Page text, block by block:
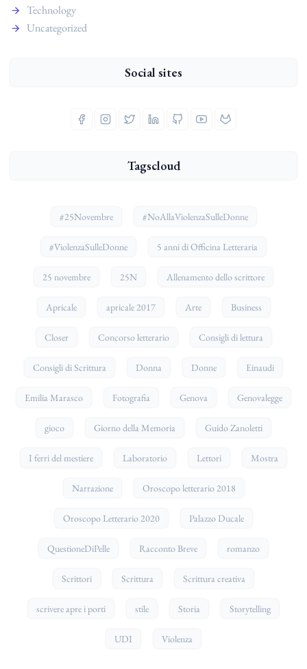
Technology
Uncategorized
Social sites
Tagscloud
#25Novembre #NoAllaViolenzaSulleDonne
#ViolenzaSulleDonne 5 anni di Officina Letteraria
25 novembre 25N Allenamento dello scrittore
Apricale apricale 2017 Arte Business
Closer Concorso letterario Consigli di lettura
Consigli di Scrittura Donna Donne Einaudi
Emilia Marasco Fotografia Genova Genovalegge
gioco Giorno della Memoria Guido Zanoletti
I ferri del mestiere Laboratorio Lettori Mostra
Narrazione Oroscopo letterario 2018
Oroscopo Letterario 2020 Palazzo Ducale
QuestioneDiPelle Racconto Breve romanzo
Scrittori Scrittura Scrittura creativa
scrivere apre i porti stile Storia Storytelling
UDI Violenza